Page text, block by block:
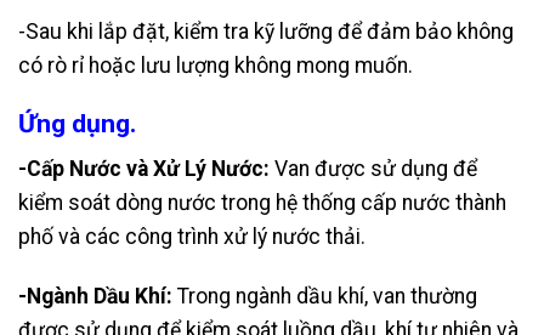
-Sau khi lắp đặt, kiểm tra kỹ lưỡng để đảm bảo không
có rò rỉ hoặc lưu lượng không mong muốn.
Ứng dụng.
-Cấp Nước và Xử Lý Nước: Van được sử dụng để
kiểm soát dòng nước trong hệ thống cấp nước thành
phố và các công trình xử lý nước thải.
-Ngành Dầu Khí: Trong ngành dầu khí, van thường
được sử dụng để kiểm soát luồng dầu, khí tự nhiên và